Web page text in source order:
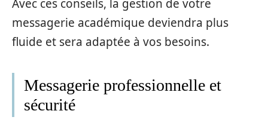
Avec ces conseils, la gestion de votre
messagerie académique deviendra plus
fluide et sera adaptée à vos besoins.
Messagerie professionnelle et
sécurité